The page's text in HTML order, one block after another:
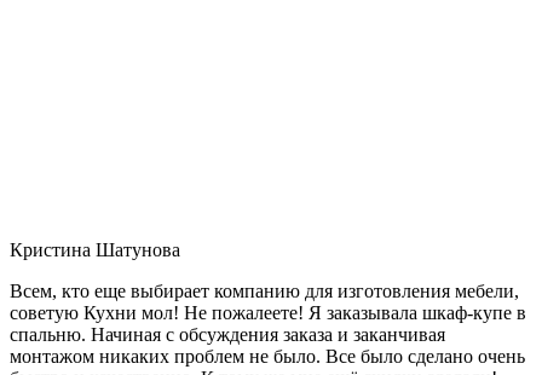
Кристина Шатунова
Всем, кто еще выбирает компанию для изготовления мебели,
советую Кухни мол! Не пожалеете! Я заказывала шкаф-купе в
спальню. Начиная с обсуждения заказа и заканчивая
монтажом никаких проблем не было. Все было сделано очень